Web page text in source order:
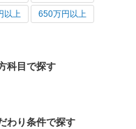
以上 650万円以上
科目で探す
わり条件で探す